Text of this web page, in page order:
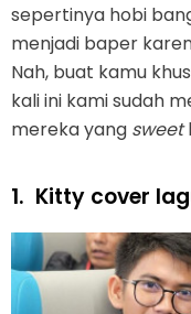
sepertinya hobi
menjadi baper
Nah, buat kamu
kali ini kami sudah
mereka yang sweet
1. Kitty cover